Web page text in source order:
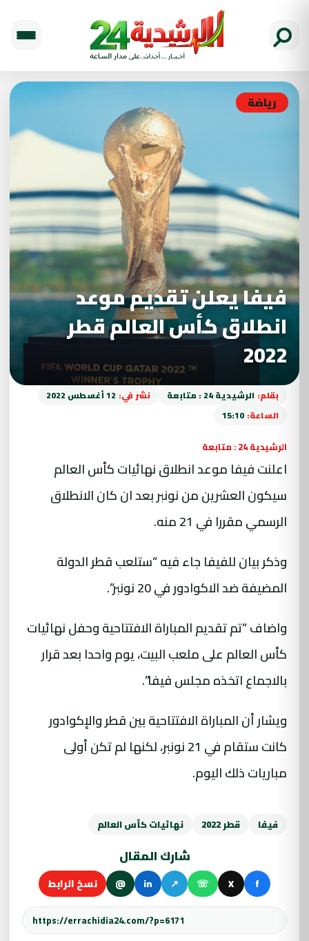
رياضة
فيفا يعلن تقديم موعد
انطلاق كأس العالم قطر
2022
بقلم: الرشيدية 24 : متابعة نشر في: 12 أغسطس 2022
الساعة: 15:10
الرشيدية 24 : متابعة
اعلنت فيفا موعد انطلاق نهائيات كأس العالم
سيكون العشرين من نونبر بعد ان كان الانطلاق
الرسمي مقررا في 21 منه.
وذكر بيان للفيفا جاء فيه “ستلعب قطر الدولة
المضيفة ضد الاكوادور في 20 نونبر”.
واضاف “تم تقديم المباراة الافتتاحية وحفل نهائيات
كأس العالم على ملعب البيت، يوم واحدا بعد قرار
بالاجماع اتخذه مجلس فيفا”.
ويشار أن المباراة الافتتاحية بين قطر والإكوادور
كانت ستقام في 21 نونبر، لكنها لم تكن أولى
مباريات ذلك اليوم.
فيفا قطر 2022 نهائيات كأس العالم
شارك المقال
f
X
☏
↗
in
@ نسخ الرابط